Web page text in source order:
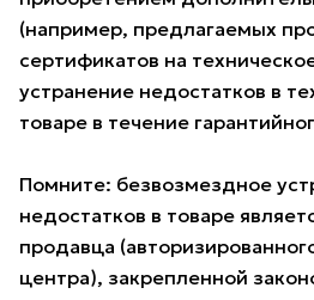
(например, предлагаемых
сертификатов на
устранение недостатков в
товаре в течение
Помните: безвозмездное
недостатков в товаре
продавца
центра), закрепленной